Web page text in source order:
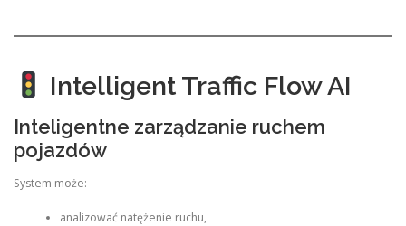
Intelligent Traffic Flow AI
Inteligentne zarządzanie ruchem
pojazdów
System może:
analizować natężenie ruchu,